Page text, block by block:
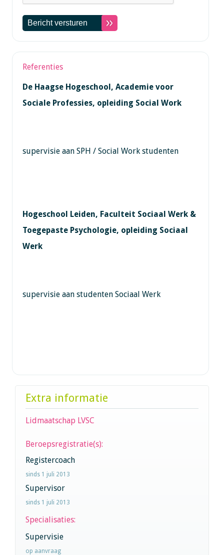
Referenties
De Haagse Hogeschool, Academie voor
Sociale Professies, opleiding Social Work
supervisie aan SPH / Social Work studenten
Hogeschool Leiden, Faculteit Sociaal Werk &
Toegepaste Psychologie, opleiding Sociaal
Werk
supervisie aan studenten Sociaal Werk
Extra informatie
Lidmaatschap LVSC
Beroepsregistratie(s):
Registercoach
sinds 1 juli 2013
Supervisor
sinds 1 juli 2013
Specialisaties:
Supervisie
op aanvraag